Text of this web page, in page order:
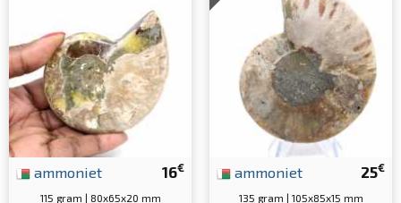
16€
ammoniet
115 gram | 80x65x20 mm
25€
ammoniet
135 gram | 105x85x15 mm